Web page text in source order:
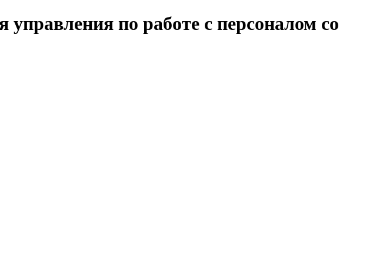
по работе с персоналом со